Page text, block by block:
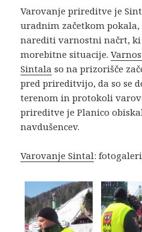
Varovanje prireditve je
uradnim začetkom
narediti varnostni načrt, ki
morebitne situacije.
Sintala so na prizorišče
pred prireditvijo, da so se
terenom in protokoli
prireditve je Planico
navdušencev.
Varovanje Sintal: